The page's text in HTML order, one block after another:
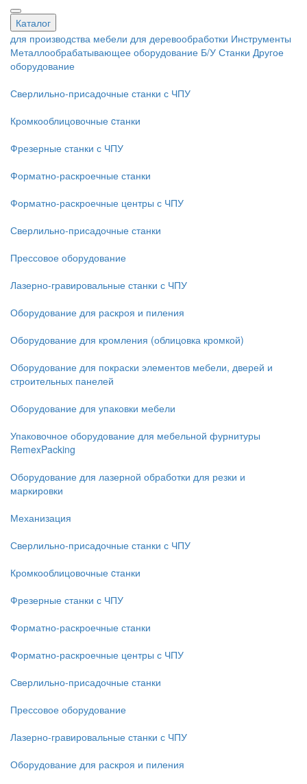
Каталог
для производства мебели для деревообработки Инструменты
Металлообрабатывающее оборудование Б/У Станки Другое
оборудование
Сверлильно-присадочные станки с ЧПУ
Кромкооблицовочные cтанки
Фрезерные станки с ЧПУ
Форматно-раскроечные станки
Форматно-раскроечные центры с ЧПУ
Сверлильно-присадочные станки
Прессовое оборудование
Лазерно-гравировальные станки с ЧПУ
Оборудование для раскроя и пиления
Оборудование для кромления (облицовка кромкой)
Оборудование для покраски элементов мебели, дверей и
строительных панелей
Оборудование для упаковки мебели
Упаковочное оборудование для мебельной фурнитуры
RemexPacking
Оборудование для лазерной обработки для резки и
маркировки
Механизация
Сверлильно-присадочные станки с ЧПУ
Кромкооблицовочные cтанки
Фрезерные станки с ЧПУ
Форматно-раскроечные станки
Форматно-раскроечные центры с ЧПУ
Сверлильно-присадочные станки
Прессовое оборудование
Лазерно-гравировальные станки с ЧПУ
Оборудование для раскроя и пиления